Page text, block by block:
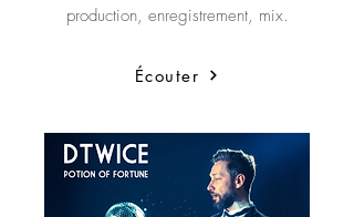
production, enregistrement, mix.
Écouter